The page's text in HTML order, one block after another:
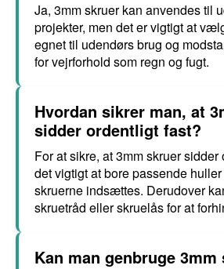
Ja, 3mm skruer kan anvendes til
projekter, men det er vigtigt at
egnet til udendørs brug og
for vejrforhold som regn og fugt.
Hvordan sikrer man, at
sidder ordentligt fast?
For at sikre, at 3mm skruer sidder
det vigtigt at bore passende
skruerne indsættes. Derudover
skruetråd eller skruelås for at
Kan man genbruge 3mm